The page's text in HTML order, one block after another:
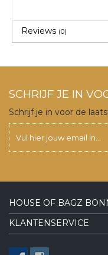
Reviews (0)
SCHRIJF JE IN
Schrijf je in voor de
HOUSE OF BAGZ
KLANTENSERVICE